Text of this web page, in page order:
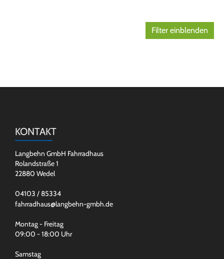
Filter einblenden
KONTAKT
Langbehn GmbH Fahrradhaus
Rolandstraße 1
22880 Wedel
04103 / 85334
fahrradhaus@langbehn-gmbh.de
Montag - Freitag
09:00 - 18:00 Uhr
Samstag